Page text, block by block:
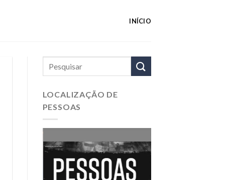
INÍCIO
LOCALIZAÇÃO DE
PESSOAS